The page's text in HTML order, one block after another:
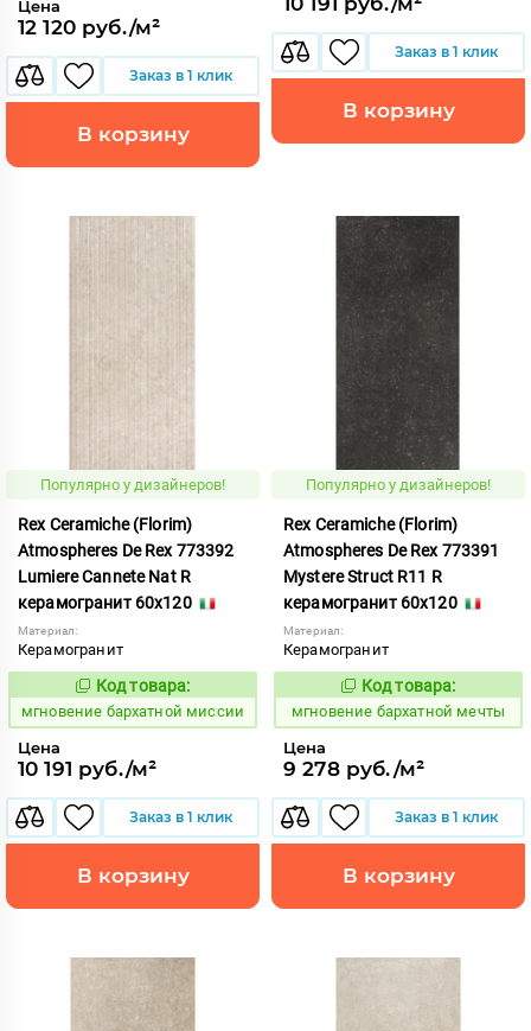
Цена
12 120 руб./м²
Заказ в 1 клик
В корзину
Заказ в 1 клик
В корзину
Популярно у дизайнеров!
Rex Ceramiche (Florim)
Atmospheres De Rex 773392
Lumiere Cannete Nat R
керамогранит 60x120
Материал:
Керамогранит
937927
Код товара:
мгновение бархатной миссии
Цена
10 191 руб./м²
Заказ в 1 клик
В корзину
Популярно у дизайнеров!
Rex Ceramiche (Florim)
Atmospheres De Rex 773391
Mystere Struct R11 R
керамогранит 60x120
Материал:
Керамогранит
937926
Код товара:
мгновение бархатной мечты
Цена
9 278 руб./м²
Заказ в 1 клик
В корзину